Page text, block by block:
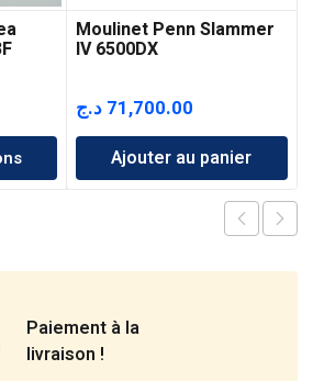
Moulinet Penn Slammer
IV 6500DX
71,700.00 د.ج
Ajouter au panier
Paiement à la
livraison !